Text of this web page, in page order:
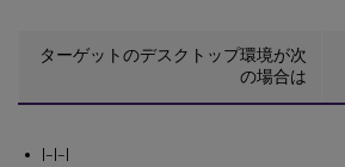
ターゲットのデスクトップ環境が次
の場合は
|–|–|